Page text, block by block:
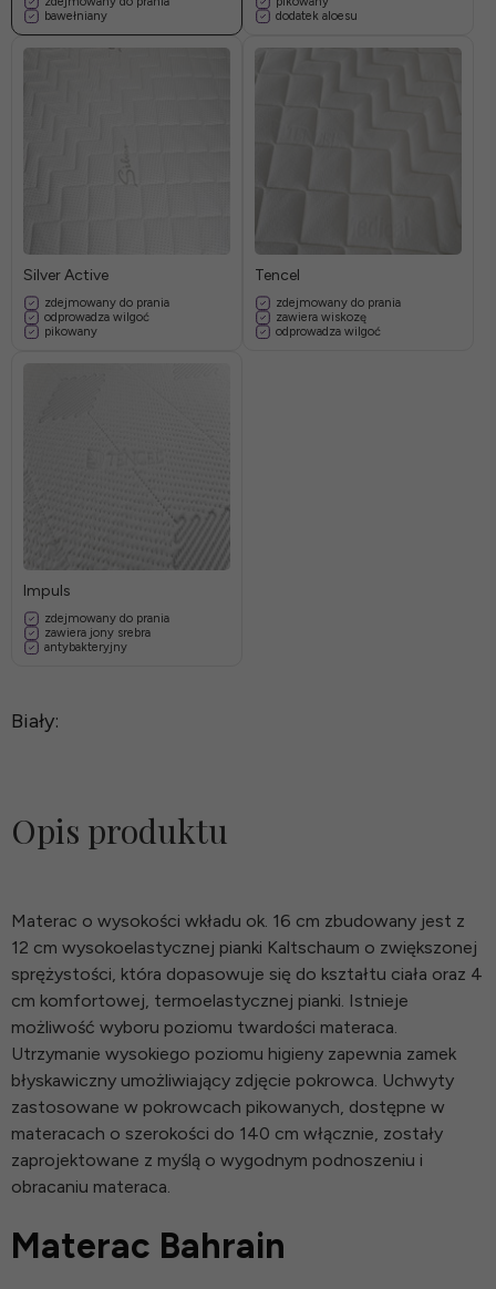
bawełniany
dodatek aloesu
Silver Active
zdejmowany do prania
odprowadza wilgoć
pikowany
Tencel
zdejmowany do prania
zawiera wiskozę
odprowadza wilgoć
Impuls
zdejmowany do prania
zawiera jony srebra
antybakteryjny
Biały:
Opis produktu
Materac o wysokości wkładu ok. 16 cm zbudowany jest z
12 cm wysokoelastycznej pianki Kaltschaum o zwiększonej
sprężystości, która dopasowuje się do kształtu ciała oraz 4
cm komfortowej, termoelastycznej pianki. Istnieje
możliwość wyboru poziomu twardości materaca.
Utrzymanie wysokiego poziomu higieny zapewnia zamek
błyskawiczny umożliwiający zdjęcie pokrowca. Uchwyty
zastosowane w pokrowcach pikowanych, dostępne w
materacach o szerokości do 140 cm włącznie, zostały
zaprojektowane z myślą o wygodnym podnoszeniu i
obracaniu materaca.
Materac Bahrain